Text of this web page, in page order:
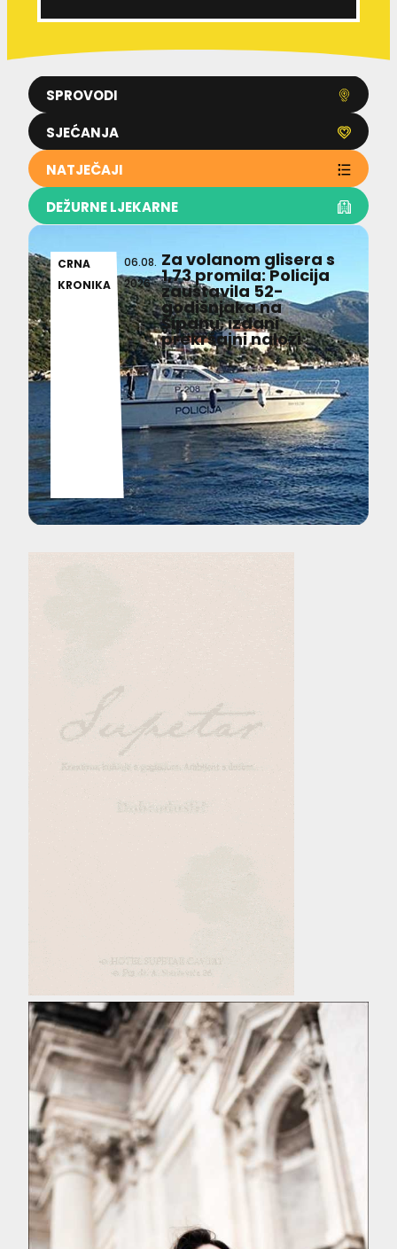
SPROVODI
SJEĆANJA
NATJEČAJI
DEŽURNE LJEKARNE
CRNA
KRONIKA
06.08.
2026
Za volanom glisera s
1,73 promila: Policija
zaustavila 52-
godišnjaka na
Šipanu, izdani
prekršajni nalozi